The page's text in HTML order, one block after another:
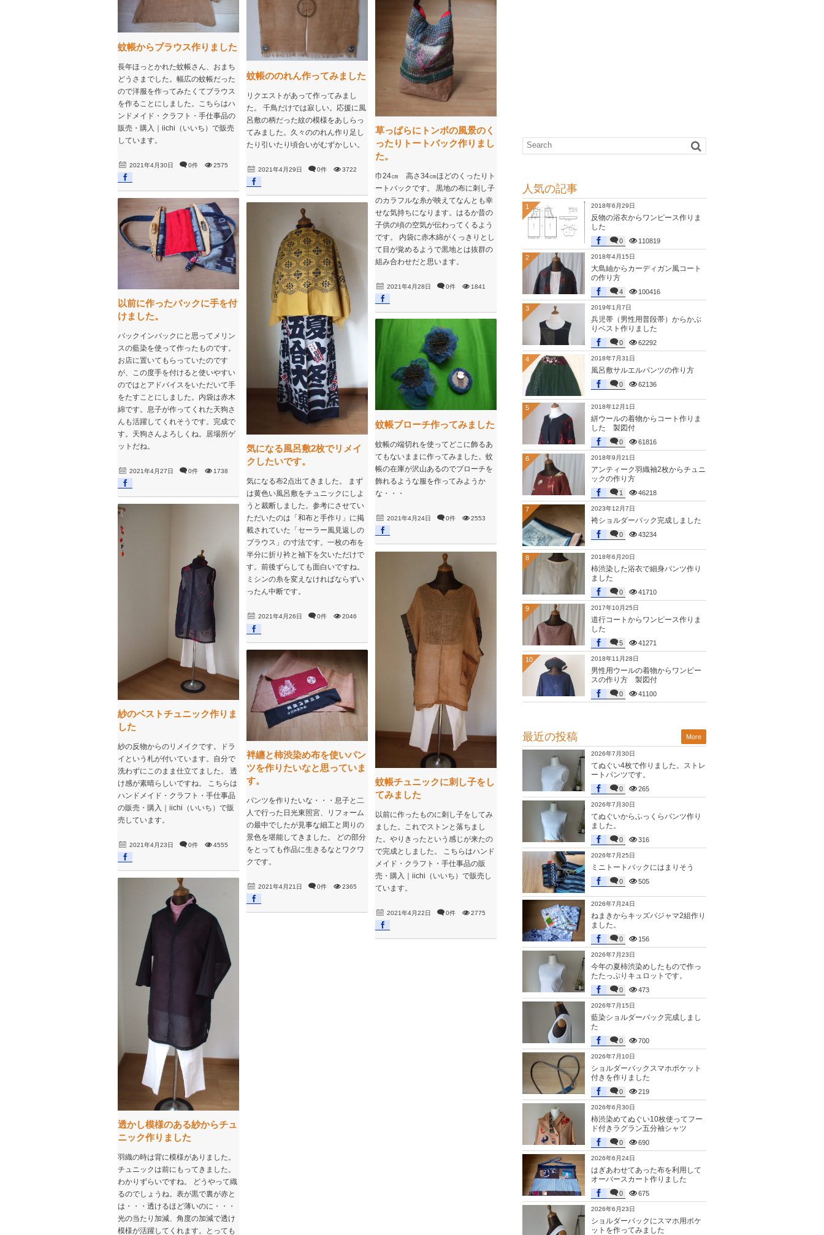
蚊帳からブラウス作りました
長年ほっとかれた蚊帳さん、おまち
どうさまでした。幅広の蚊帳だった
ので洋服を作ってみたくてブラウス
を作ることにしました。こちらはハ
ンドメイド・クラフト・手仕事品の
販売・購入｜iichi（いいち）で販売
しています。
2021年4月30日 0件 2575
蚊帳ののれん作ってみました
リクエストがあって作ってみまし
た。 千鳥だけでは寂しい。応援に風
呂敷の柄だった紋の模様をあしらっ
てみました。久々ののれん作り足し
たり引いたり頃合いがむずかしい。
2021年4月29日 0件 3722
草っぱらにトンボの風景のく
ったりトートバック作りまし
た。
巾24㎝ 高さ34㎝ほどのくったりト
ートバックです。 黒地の布に刺し子
のカラフルな糸が映えてなんとも幸
せな気持ちになります。はるか昔の
子供の頃の空気が伝わってくるよう
です。 内袋に赤木綿がくっきりとし
て目が覚めるようで黒地とは抜群の
組み合わせだと思います。
2021年4月28日 0件 1841
以前に作ったバックに手を付
けました。
バックインバックにと思ってメリン
スの藍染を使って作ったものです。
お店に置いてもらっていたのです
が、この度手を付けると使いやすい
のではとアドバイスをいただいて手
をたすことにしました。内袋は赤木
綿です。息子が作ってくれた天狗さ
んも活躍してくれそうです。完成で
す。天狗さんよろしくね。居場所ゲ
ットだね。
2021年4月27日 0件 1738
気になる風呂敷2枚でリメイ
クしたいです。
気になる布2点出てきました。 まず
は黄色い風呂敷をチュニックにしよ
うと裁断しました。参考にさせてい
ただいたのは「和布と手作り」に掲
載されていた「セーラー風見返しの
ブラウス」の寸法です。一枚の布を
半分に折り衿と袖下を欠いただけで
す。前後ずらしても面白いですね。
ミシンの糸を変えなければならずい
ったん中断です。
2021年4月26日 0件 2046
蚊帳ブローチ作ってみました
蚊帳の端切れを使ってどこに飾るあ
てもないままに作ってみました。蚊
帳の在庫が沢山あるのでブローチを
飾れるような服を作ってみようか
な・・・
2021年4月24日 0件 2553
紗のベストチュニック作りま
した
紗の反物からのリメイクです。ドラ
イという札が付いています。自分で
洗わずにこのまま仕立てました。 透
け感が素晴らしいですね。 こちらは
ハンドメイド・クラフト・手仕事品
の販売・購入｜iichi（いいち）で販
売しています。
2021年4月23日 0件 4555
蚊帳チュニックに刺し子をし
てみました
以前に作ったものに刺し子をしてみ
ました。これでストンと落ちまし
た。やりきったという感じが来たの
で完成としました。 こちらはハンド
メイド・クラフト・手仕事品の販
売・購入｜iichi（いいち）で販売し
ています。
2021年4月22日 0件 2775
袢纏と柿渋染め布を使いパン
ツを作りたいなと思っていま
す。
パンツを作りたいな・・・息子と二
人で行った日光東照宮、リフォーム
の最中でしたが見事な細工と周りの
景色を堪能してきました。 どの部分
をとっても作品に生きるなとワクワ
クです。
2021年4月21日 0件 2365
透かし模様のある紗からチュ
ニック作りました
羽織の時は背に模様がありました。
チュニックは前にもってきました。
わかりずらいですね。 どうやって織
るのでしょうね。表が黒で裏が赤と
は・・・透けるほど薄いのに・・・
光の当たり加減、角度の加減で透け
模様が活躍してくれます。とっても
人気の記事
2018年6月29日
反物の浴衣からワンピース作りま
した
0 110819
1
2018年4月15日
大島紬からカーディガン風コート
の作り方
4 100416
2
2019年1月7日
兵児帯（男性用普段帯）からかぶ
りベスト作りました
0 62292
3
2018年7月31日
風呂敷サルエルパンツの作り方
0 62136
4
2018年12月1日
絣ウールの着物からコート作りま
した 製図付
0 61816
5
2018年9月21日
アンティーク羽織袖2枚からチュニ
ックの作り方
1 46218
6
2023年12月7日
袴ショルダーバック完成しました
0 43234
7
2018年6月20日
柿渋染した浴衣で細身パンツ作り
ました
0 41710
8
2017年10月25日
道行コートからワンピース作りま
した
5 41271
9
2018年11月28日
男性用ウールの着物からワンピー
スの作り方 製図付
0 41100
10
最近の投稿
2026年7月30日
てぬぐい4枚で作りました。ストレ
ートパンツです。
0 265
2026年7月30日
てぬぐいからふっくらパンツ作り
ました。
0 316
2026年7月25日
ミニトートバックにはまりそう
0 505
2026年7月24日
ねまきからキッズパジャマ2組作り
ました。
0 156
2026年7月23日
今年の夏柿渋染めしたもので作っ
たたっぷりキュロットです。
0 473
2026年7月15日
藍染ショルダーバック完成しまし
た
0 700
2026年7月10日
ショルダーバックスマホポケット
付きを作りました
0 219
2026年6月30日
柿渋染めてぬぐい10枚使ってフー
ド付きラグラン五分袖シャツ
0 690
2026年6月24日
はぎあわせてあった布を利用して
オーバースカート作りました
0 675
2026年6月23日
ショルダーバックにスマホ用ポケ
ットを作ってみました
More